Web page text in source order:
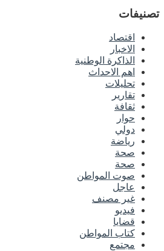
تصنيفات
اقتصاد
الاخبار
الذاكرة الوطنية
اهم الاحداث
تحليلات
تقارير
ثقافة
حوار
دولي
رياضة
صحة
صحة
صوت المواطن
عاجل
غير مصنف
فيديو
قضايا
كتاب المواطن
مجتمع